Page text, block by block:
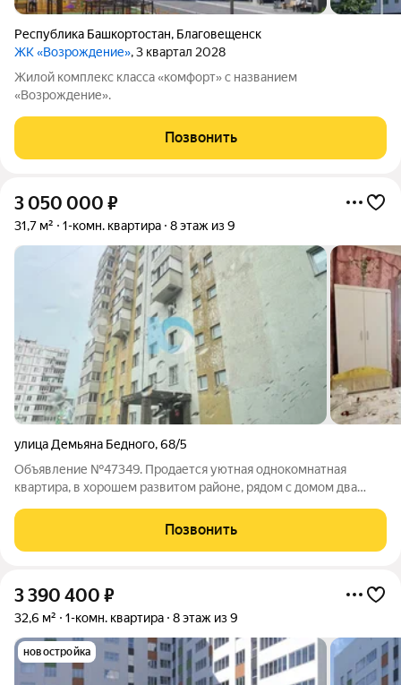
Республика Башкортостан, Благовещенск
ЖК «Возрождение», 3 квартал 2028
Жилой комплекс класса «комфорт» с названием
«Возрождение».
Позвонить
3 050 000 ₽
31,7 м² 1-комн. квартира 8 этаж из 9
улица Демьяна Бедного,68/5
Объявление №47349. Продается уютная однокомнатная
квартира, в хорошем развитом районе, рядом с домом два
сетевые магазины. Квартира без Долгов и обременений,
мат.капитал не вкладывался.
Позвонить
3 390 400 ₽
32,6 м² 1-комн. квартира 8 этаж из 9
новостройка